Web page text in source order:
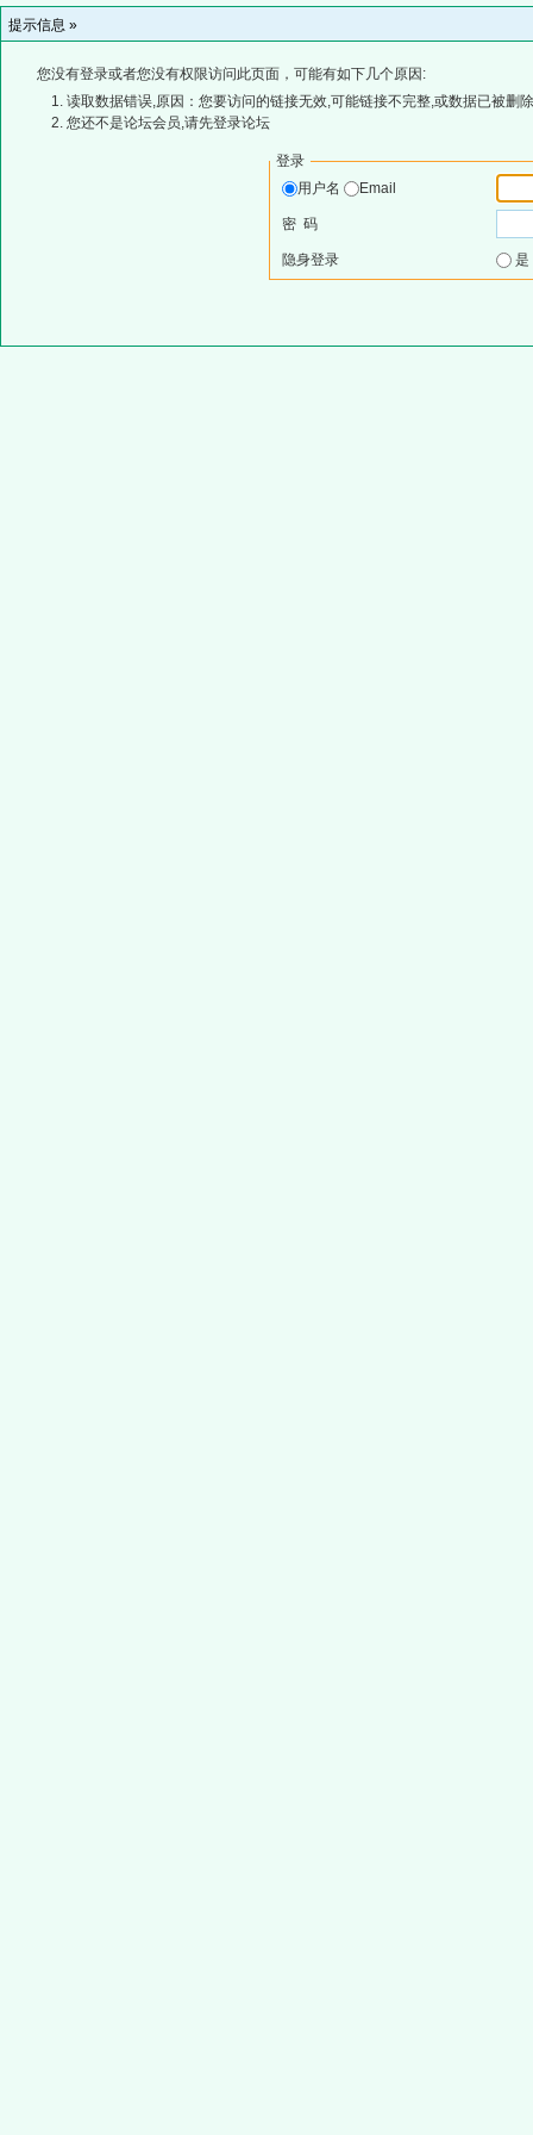
提示信息 »
您没有登录或者您没有权限访问此页面，可能有如下几个原因:
读取数据错误,原因：您要访问的链接无效,可能链接不完整,或数据已被删
您还不是论坛会员,请先登录论坛
登录
用户名
Email
密 码
隐身登录